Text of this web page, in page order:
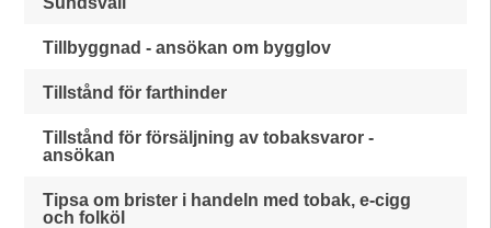
Tillbyggnad - ansökan om bygglov
Tillstånd för farthinder
Tillstånd för försäljning av tobaksvaror -
ansökan
Tipsa om brister i handeln med tobak, e-cigg
och folköl